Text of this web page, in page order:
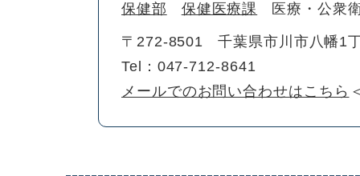
保健部 保健医療課 医療・公衆
〒272-8501
千葉県市川市八幡1
Tel：047-712-8641
メールでのお問い合わせはこちら